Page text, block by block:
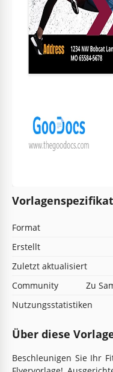
Format
Erstellt
Zuletzt aktualisiert
Community
Zu
Nutzungsstatistiken
Über diese
Beschleunigen Sie Ihr